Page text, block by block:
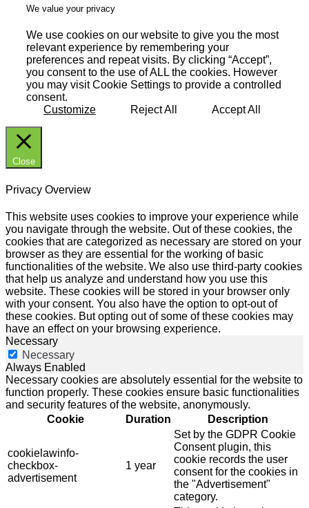
We value your privacy
We use cookies on our website to give you the most
relevant experience by remembering your
preferences and repeat visits. By clicking “Accept”,
you consent to the use of ALL the cookies. However
you may visit Cookie Settings to provide a controlled
consent.
Customize
Reject All Accept All
Close
Privacy Overview
This website uses cookies to improve your experience while
you navigate through the website. Out of these cookies, the
cookies that are categorized as necessary are stored on your
browser as they are essential for the working of basic
functionalities of the website. We also use third-party cookies
that help us analyze and understand how you use this
website. These cookies will be stored in your browser only
with your consent. You also have the option to opt-out of
these cookies. But opting out of some of these cookies may
have an effect on your browsing experience.
Necessary
Necessary
Always Enabled
Necessary cookies are absolutely essential for the website to
function properly. These cookies ensure basic functionalities
and security features of the website, anonymously.
Cookie
Duration Description
cookielawinfo-
checkbox-
advertisement
1 year
Set by the GDPR Cookie
Consent plugin, this
cookie records the user
consent for the cookies in
the "Advertisement"
category.